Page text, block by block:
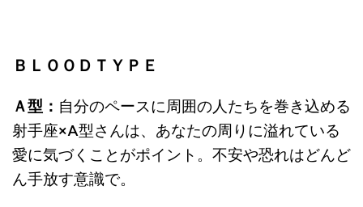
ＢＬＯＯＤＴＹＰＥ
Ａ型： 自分のペースに周囲の人たちを巻き込める
射手座×A型さんは、 あなたの周りに溢れている
愛に気づくことがポイント。不安や恐れはどんど
ん手放す意識で。